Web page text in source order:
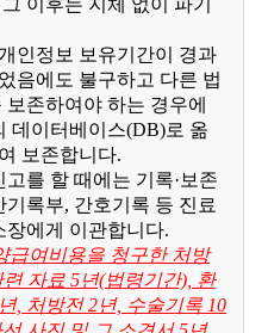
이후는 지체 없이 파기
인정보 보유기간이 경과
음에도 불구하고 다른 법
존하여야 하는 경우에
데이터베이스(DB)로 옮
보존합니다.
를 할 때에는 기록·보존
록부, 간호기록 등 진료
장에게 이관합니다.
급여비용을 청구한 처방
자료 5년(법령기간), 환
, 처방전 2년, 수술기록 10